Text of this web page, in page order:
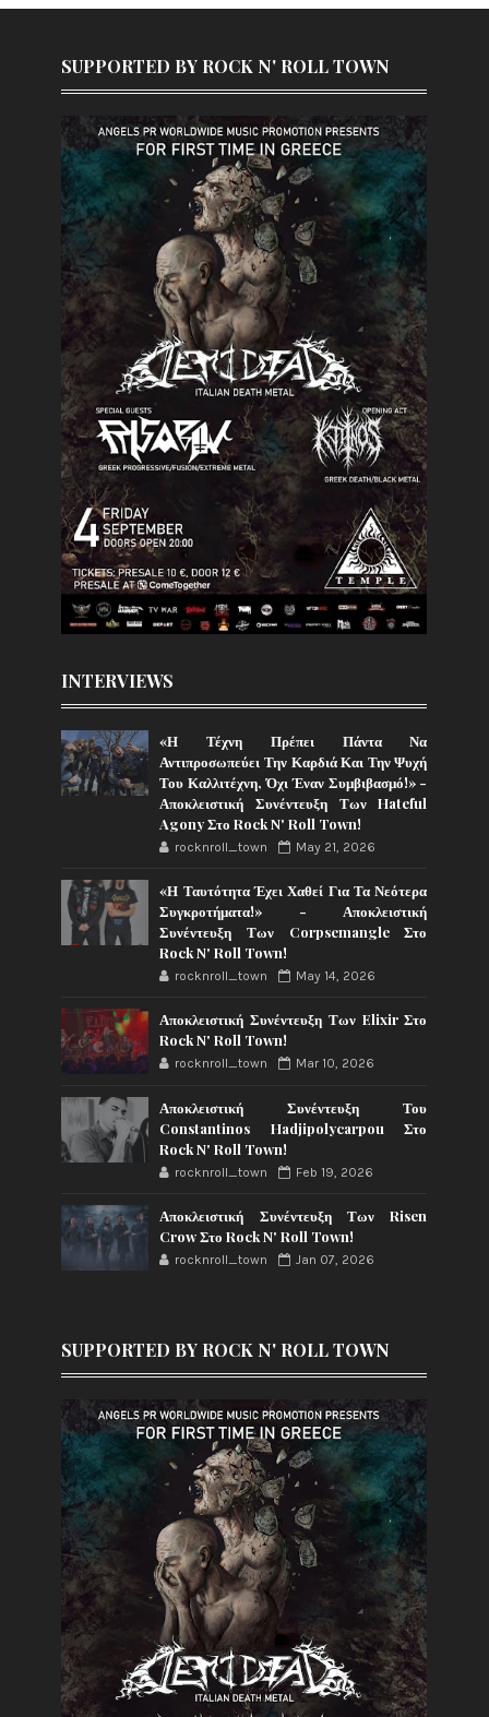
SUPPORTED BY ROCK N' ROLL TOWN
INTERVIEWS
«Η Τέχνη Πρέπει Πάντα Να
Αντιπροσωπεύει Την Καρδιά Και Την Ψυχή
Του Καλλιτέχνη, Όχι Έναν Συμβιβασμό!» -
Αποκλειστική Συνέντευξη Των Hateful
Agony Στο Rock N' Roll Town!
rocknroll_town May 21, 2026
«Η Ταυτότητα Έχει Χαθεί Για Τα Νεότερα
Συγκροτήματα!» - Αποκλειστική
Συνέντευξη Των Corpsemangle Στο
Rock N' Roll Town!
rocknroll_town May 14, 2026
Αποκλειστική Συνέντευξη Των Elixir Στο
Rock N' Roll Town!
rocknroll_town Mar 10, 2026
Αποκλειστική Συνέντευξη Του
Constantinos Hadjipolycarpou Στο
Rock N' Roll Town!
rocknroll_town Feb 19, 2026
Αποκλειστική Συνέντευξη Των Risen
Crow Στο Rock N' Roll Town!
rocknroll_town Jan 07, 2026
SUPPORTED BY ROCK N' ROLL TOWN